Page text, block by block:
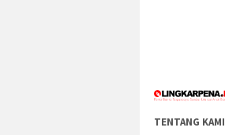
TENTANG KAMI